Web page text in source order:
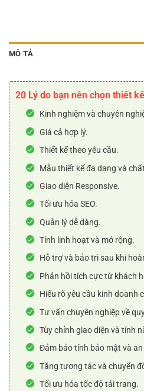
MÔ TẢ
20 Lý do bạn nên chọn thiết
Kinh nghiệm và chuyên
Giá cả hợp lý.
Thiết kế theo yêu cầu.
Mẫu thiết kế đa dạng và
Giao diện Responsive.
Tối ưu hóa SEO.
Quản lý dễ dàng.
Tính linh hoạt và mở rộng.
Hỗ trợ và bảo trì sau khi
Phản hồi tích cực từ khách
Hiểu rõ yêu cầu kinh doanh
Tư vấn chuyên nghiệp về
Tùy chỉnh giao diện và tính
Đảm bảo tính bảo mật và
Tăng tương tác và chuyển
Tối ưu hóa tốc độ tải trang.